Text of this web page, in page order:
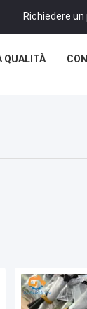
Richiedere
QUALITÀ